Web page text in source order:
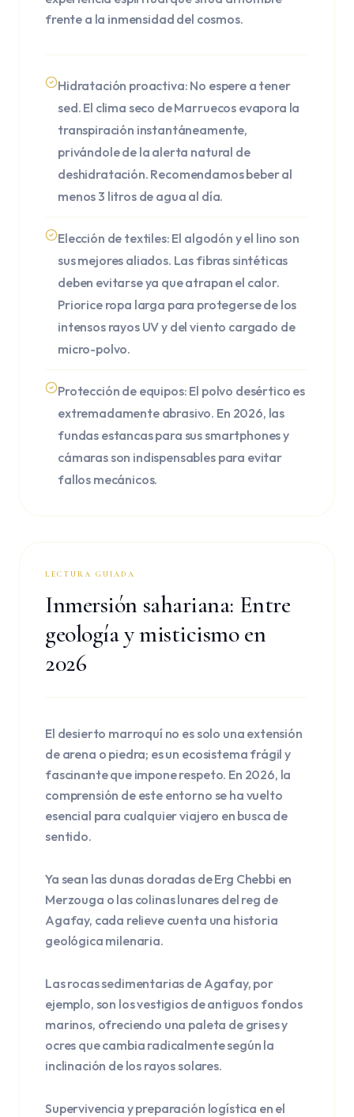
frente a la inmensidad del cosmos.
Hidratación proactiva: No espere a tener
sed. El clima seco de Marruecos evapora la
transpiración instantáneamente,
privándole de la alerta natural de
deshidratación. Recomendamos beber al
menos 3 litros de agua al día.
Elección de textiles: El algodón y el lino son
sus mejores aliados. Las fibras sintéticas
deben evitarse ya que atrapan el calor.
Priorice ropa larga para protegerse de los
intensos rayos UV y del viento cargado de
micro-polvo.
Protección de equipos: El polvo desértico es
extremadamente abrasivo. En 2026, las
fundas estancas para sus smartphones y
cámaras son indispensables para evitar
fallos mecánicos.
LECTURA GUIADA
Inmersión sahariana: Entre
geología y misticismo en
2026
El desierto marroquí no es solo una extensión
de arena o piedra; es un ecosistema frágil y
fascinante que impone respeto. En 2026, la
comprensión de este entorno se ha vuelto
esencial para cualquier viajero en busca de
sentido.
Ya sean las dunas doradas de Erg Chebbi en
Merzouga o las colinas lunares del reg de
Agafay, cada relieve cuenta una historia
geológica milenaria.
Las rocas sedimentarias de Agafay, por
ejemplo, son los vestigios de antiguos fondos
marinos, ofreciendo una paleta de grises y
ocres que cambia radicalmente según la
inclinación de los rayos solares.
Supervivencia y preparación logística en el